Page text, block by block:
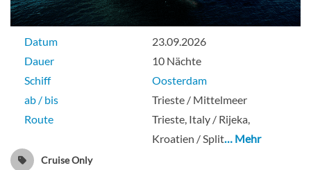
Datum
23.09.2026
Dauer
10 Nächte
Schiff
Oosterdam
ab / bis
Trieste / Mittelmeer
Route
Trieste, Italy / Rijeka,
Kroatien / Split… Mehr
Cruise Only